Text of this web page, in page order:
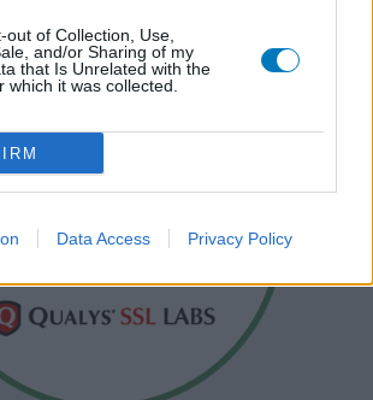
out of Collection, Use,
and/or Sharing of my
that Is Unrelated with the
which it was collected.
Data Access Privacy Policy